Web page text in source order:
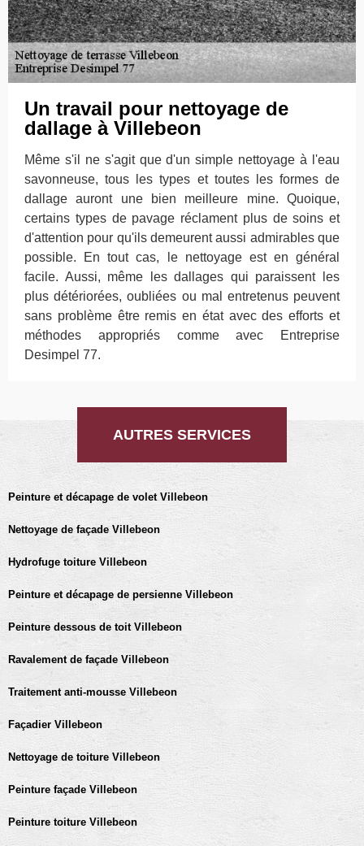
Un travail pour nettoyage de
dallage à Villebeon
Même s'il ne s'agit que d'un simple nettoyage à l'eau
savonneuse, tous les types et toutes les formes de
dallage auront une bien meilleure mine. Quoique,
certains types de pavage réclament plus de soins et
d'attention pour qu'ils demeurent aussi admirables que
possible. En tout cas, le nettoyage est en général
facile. Aussi, même les dallages qui paraissent les
plus détériorées, oubliées ou mal entretenus peuvent
sans problème être remis en état avec des efforts et
méthodes appropriés comme avec Entreprise
Desimpel 77.
AUTRES SERVICES
Peinture et décapage de volet Villebeon
Nettoyage de façade Villebeon
Hydrofuge toiture Villebeon
Peinture et décapage de persienne Villebeon
Peinture dessous de toit Villebeon
Ravalement de façade Villebeon
Traitement anti-mousse Villebeon
Façadier Villebeon
Nettoyage de toiture Villebeon
Peinture façade Villebeon
Peinture toiture Villebeon